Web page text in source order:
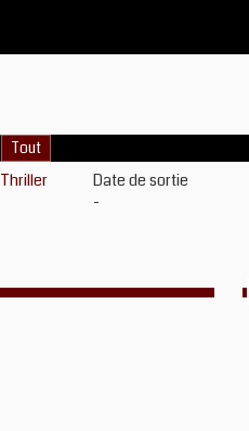
Tout
Thriller
Date de sortie
-